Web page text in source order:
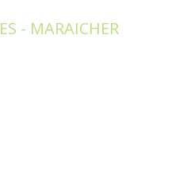
- MARAICHER